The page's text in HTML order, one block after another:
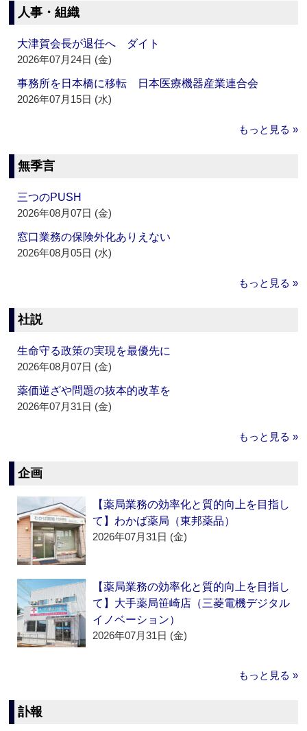
人事・組織
大津賀会長が退任へ ダイト
2026年07月24日 (金)
事務所を日本橋に移転 日本医療機器産業連合会
2026年07月15日 (水)
もっと見る »
無季言
三つのPUSH
2026年08月07日 (金)
窓口業務の保険外化ありえない
2026年08月05日 (水)
もっと見る »
社説
生命守る政策の実現を最優先に
2026年08月07日 (金)
薬価逆ざや問題の抜本的改革を
2026年07月31日 (金)
もっと見る »
企画
【薬局業務の効率化と質的向上を目指し
て】わかば薬局（東邦薬品）
2026年07月31日 (金)
【薬局業務の効率化と質的向上を目指し
て】大手薬局笹崎店（三菱電機デジタル
イノベーション）
2026年07月31日 (金)
もっと見る »
訃報